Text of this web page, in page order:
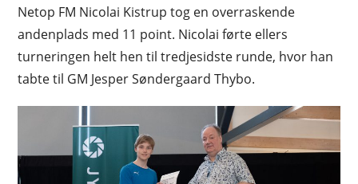
Netop FM Nicolai Kistrup tog en overraskende
andenplads med 11 point. Nicolai førte ellers
turneringen helt hen til tredjesidste runde, hvor han
tabte til GM Jesper Søndergaard Thybo.